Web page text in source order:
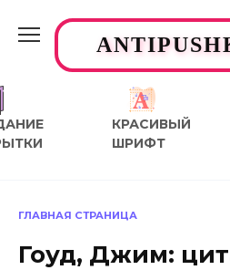
содержанию
КРАСИВЫЙ
ШРИФТ
ГЛАВНАЯ СТРАНИЦА
Гоуд, Джим: